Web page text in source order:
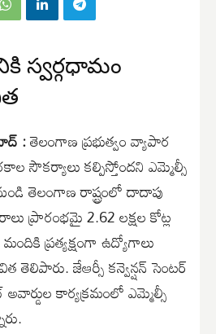
స్వర్గధామం
:తెలంగాణ ప్రభుత్వం వ్యాపార
సౌకర్యాలు కల్పిస్తోందని ఎమ్మెల్సీ
తెలంగాణ రాష్ట్రంలో దాదాపు
ప్రారంభమై 2.62 లక్షల కోట్ల
ప్రత్యక్షంగా ఉద్యోగాలు
తెలిపారు. జేఆర్సీ కన్వెన్షన్ సెంటర్
కార్యక్రమంలో ఎమ్మెల్సీ